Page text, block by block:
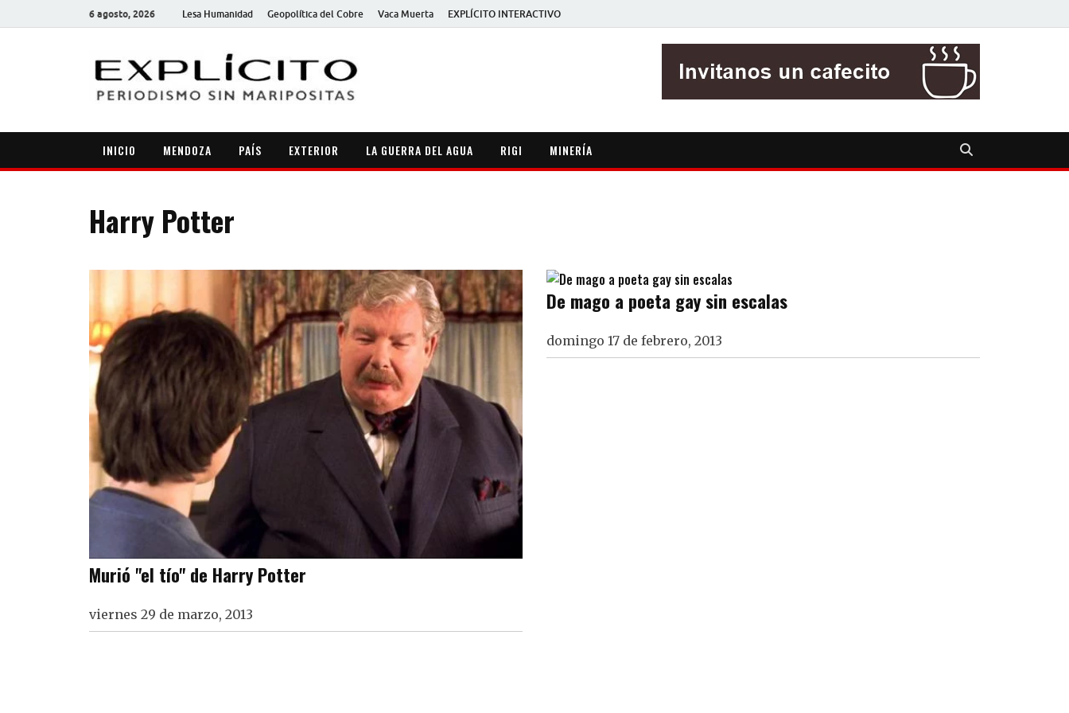
6 agosto, 2026 Lesa Humanidad Geopolítica del Cobre Vaca Muerta EXPLÍCITO INTERACTIVO
INICIO MENDOZA PAÍS EXTERIOR LA GUERRA DEL AGUA RIGI MINERÍA
Harry Potter
Murió "el tío" de Harry Potter
viernes 29 de marzo, 2013
De mago a poeta gay sin escalas
domingo 17 de febrero, 2013